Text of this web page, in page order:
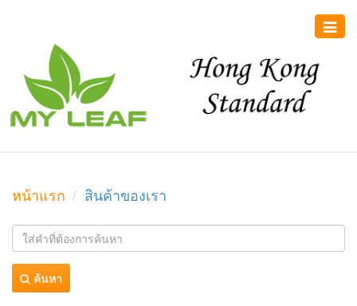
Toggle
หน้าแรก สินค้าของเรา
ค้นหา